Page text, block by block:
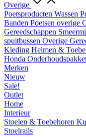
Overige
Poetsproducten Wassen
Banden Poetsen overige
Gereedschappen
spuitbussen Overige
Kleding Helmen &
Honda
Merken
Nieuw
Sale!
Outlet
Home
Interieur
Stoelen & Toebehoren
Stoelrails